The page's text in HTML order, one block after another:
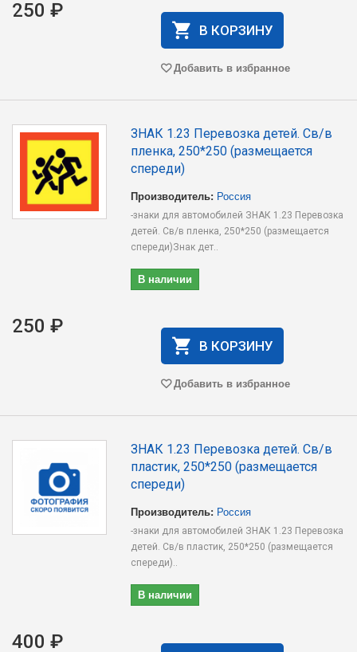
250 ₽
В КОРЗИНУ
Добавить в избранное
ЗНАК 1.23 Перевозка детей. Св/в
пленка, 250*250 (размещается
спереди)
Производитель: Россия
-знаки для автомобилей ЗНАК 1.23 Перевозка
детей. Св/в пленка, 250*250 (размещается
спереди)Знак дет..
В наличии
250 ₽
В КОРЗИНУ
Добавить в избранное
ЗНАК 1.23 Перевозка детей. Св/в
пластик, 250*250 (размещается
спереди)
Производитель: Россия
-знаки для автомобилей ЗНАК 1.23 Перевозка
детей. Св/в пластик, 250*250 (размещается
спереди)..
В наличии
400 ₽